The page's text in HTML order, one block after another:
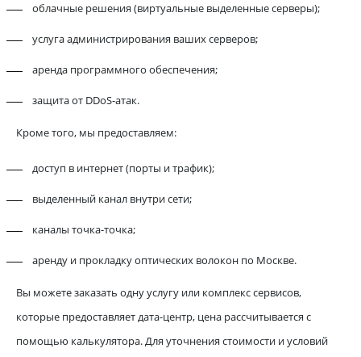
облачные решения (виртуальные выделенные серверы);
услуга администрирования ваших серверов;
аренда программного обеспечения;
защита от DDoS-атак.
Кроме того, мы предоставляем:
доступ в интернет (порты и трафик);
выделенный канал внутри сети;
каналы точка-точка;
аренду и прокладку оптических волокон по Москве.
Вы можете заказать одну услугу или комплекс сервисов,
которые предоставляет дата-центр, цена рассчитывается с
помощью калькулятора. Для уточнения стоимости и условий